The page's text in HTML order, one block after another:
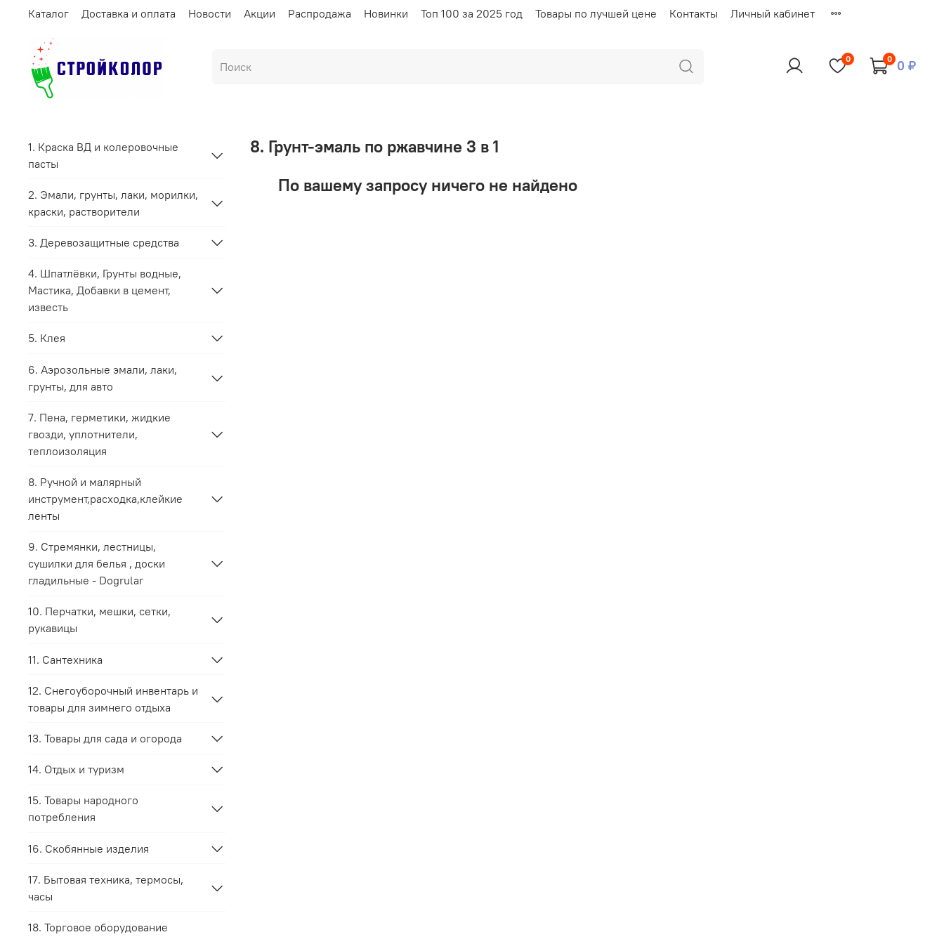
Каталог Доставка и оплата Новости Акции Распродажа Новинки Топ 100 за 2025 год Товары по лучшей цене Контакты Личный кабинет
0 0 0 ₽
8. Грунт-эмаль по ржавчине 3 в 1
По вашему запросу ничего не найдено
1. Краска ВД и колеровочные
пасты
2. Эмали, грунты, лаки, морилки,
краски, растворители
3. Деревозащитные средства
4. Шпатлёвки, Грунты водные,
Мастика, Добавки в цемент,
известь
5. Клея
6. Аэрозольные эмали, лаки,
грунты, для авто
7. Пена, герметики, жидкие
гвозди, уплотнители,
теплоизоляция
8. Ручной и малярный
инструмент,расходка,клейкие
ленты
9. Стремянки, лестницы,
сушилки для белья , доски
гладильные - Dogrular
10. Перчатки, мешки, сетки,
рукавицы
11. Сантехника
12. Снегоуборочный инвентарь и
товары для зимнего отдыха
13. Товары для сада и огорода
14. Отдых и туризм
15. Товары народного
потребления
16. Скобянные изделия
17. Бытовая техника, термосы,
часы
18. Торговое оборудование